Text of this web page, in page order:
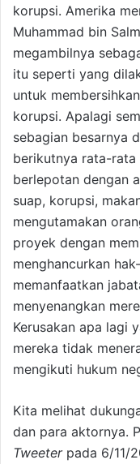
korupsi. Amerika
Muhammad bin
megambilnya
itu seperti yang
untuk
korupsi. Apalagi
sebagian besarnya
berikutnya rata-rata
berlepotan dengan
suap, korupsi,
mengutamakan
proyek dengan
menghancurkan
memanfaatkan
menyenangkan
Kerusakan apa lagi
mereka tidak
mengikuti hukum
Kita melihat
dan para aktornya.
Tweeterpada 6/11/